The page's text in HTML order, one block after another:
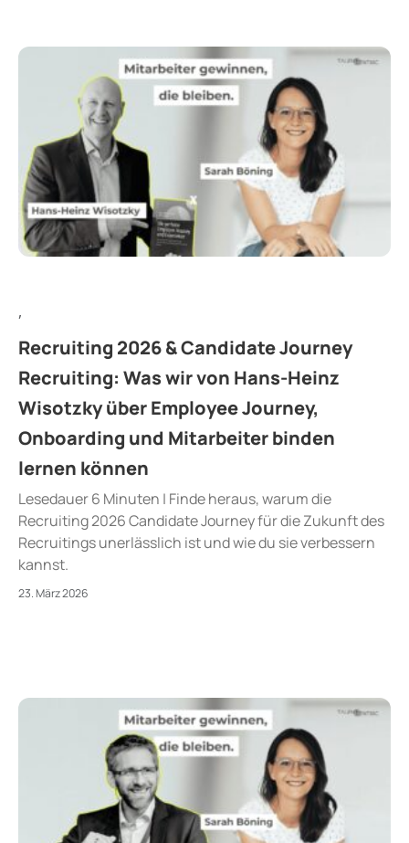
,
Recruiting 2026 & Candidate Journey
Recruiting: Was wir von Hans-Heinz
Wisotzky über Employee Journey,
Onboarding und Mitarbeiter binden
lernen können
Lesedauer 6 Minuten | Finde heraus, warum die
Recruiting 2026 Candidate Journey für die Zukunft des
Recruitings unerlässlich ist und wie du sie verbessern
kannst.
23. März 2026